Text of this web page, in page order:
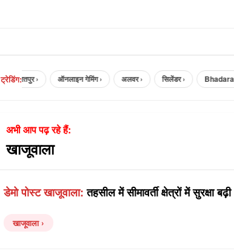
ट्रेडिंग:भरतपुर › ऑनलाइन गेमिंग › अलवर › सिलेंडर › Bhadara ›
अभी आप पढ़ रहे हैं:
खाजूवाला
डेमो पोस्ट खाजूवाला: तहसील में सीमावर्ती क्षेत्रों में सुरक्षा बढ़ी
खाजूवाला